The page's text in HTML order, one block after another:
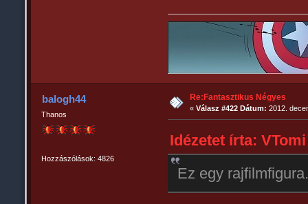
balogh44
Thanos
Hozzászólások: 4826
Re:Fantasztikus Négyes
«Válasz #422 Dátum: 2012.
Idézetet írta:
Ez egy